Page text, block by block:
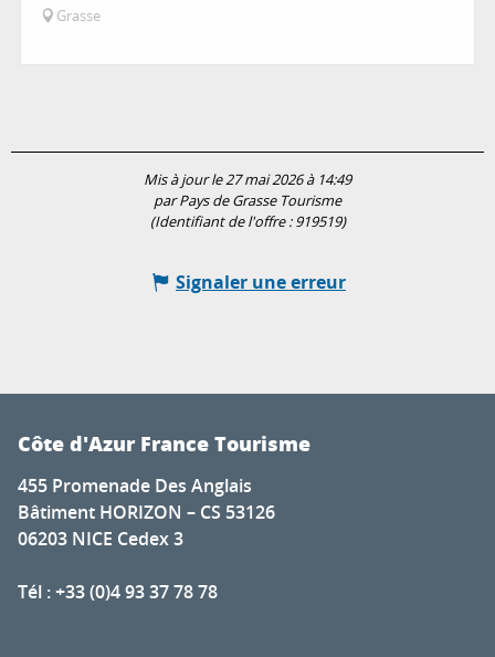
Grasse
Mis à jour le 27 mai 2026 à 14:49
par Pays de Grasse Tourisme
(Identifiant de l'offre :919519)
Signaler une erreur
Côte d'Azur France Tourisme
455 Promenade Des Anglais
Bâtiment HORIZON – CS 53126
06203 NICE Cedex 3
Tél : +33 (0)4 93 37 78 78